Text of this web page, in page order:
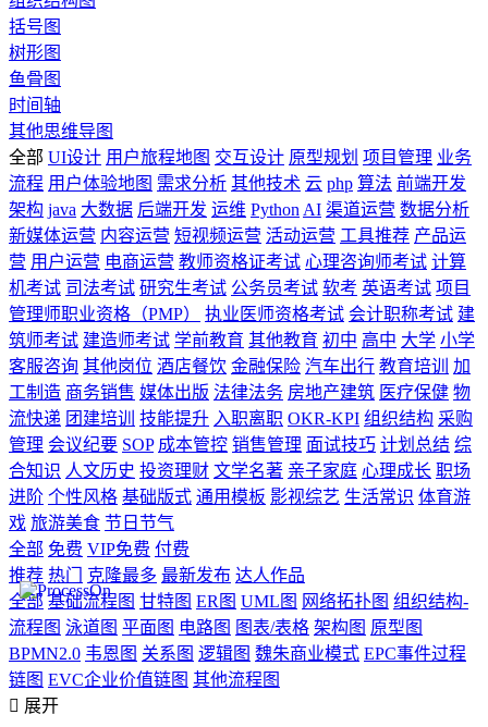
括号图
树形图
鱼骨图
时间轴
其他思维导图
全部 UI设计 用户旅程地图 交互设计 原型规划 项目管理 业务
流程 用户体验地图 需求分析 其他技术 云 php 算法 前端开发
架构 java 大数据 后端开发 运维 Python AI 渠道运营 数据分析
新媒体运营 内容运营 短视频运营 活动运营 工具推荐 产品运
营 用户运营 电商运营 教师资格证考试 心理咨询师考试 计算
机考试 司法考试 研究生考试 公务员考试 软考 英语考试 项目
管理师职业资格（PMP）
执业医师资格考试 会计职称考试 建
筑师考试 建造师考试 学前教育 其他教育 初中 高中 大学 小学
客服咨询 其他岗位 酒店餐饮 金融保险 汽车出行 教育培训
加
工制造 商务销售 媒体出版 法律法务 房地产建筑 医疗保健 物
流快递 团建培训 技能提升 入职离职 OKR-KPI 组织结构 采购
管理 会议纪要 SOP 成本管控 销售管理 面试技巧 计划总结 综
合知识 人文历史 投资理财 文学名著 亲子家庭 心理成长 职场
进阶 个性风格 基础版式 通用模板 影视综艺 生活常识 体育游
戏 旅游美食 节日节气
全部 免费 VIP免费 付费
推荐 热门 克隆最多 最新发布 达人作品
全部 基础流程图 甘特图 ER图 UML图 网络拓扑图 组织结构-
流程图 泳道图 平面图 电路图 图表/表格 架构图 原型图
BPMN2.0 韦恩图 关系图 逻辑图 魏朱商业模式 EPC事件过程
链图 EVC企业价值链图 其他流程图
 展开